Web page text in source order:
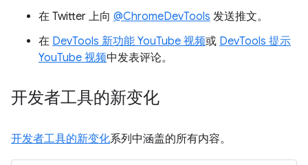
在 Twitter 上向 @ChromeDevTools 发送推文。
在 DevTools 新功能 YouTube 视频或 DevTools 提示
YouTube 视频中发表评论。
开发者工具的新变化
开发者工具的新变化系列中涵盖的所有内容。